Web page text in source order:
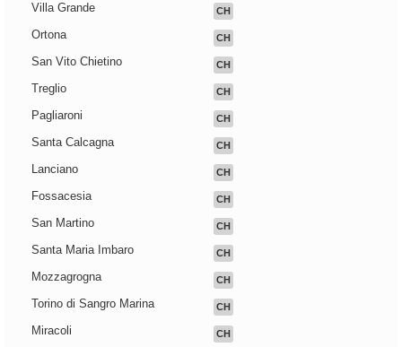
Villa Grande CH
Ortona CH
San Vito Chietino CH
Treglio CH
Pagliaroni CH
Santa Calcagna CH
Lanciano CH
Fossacesia CH
San Martino CH
Santa Maria Imbaro CH
Mozzagrogna CH
Torino di Sangro Marina CH
Miracoli CH